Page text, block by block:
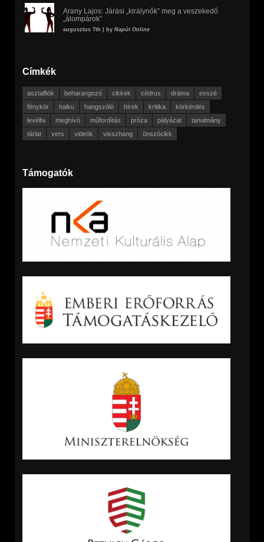
Arany Lajos: Járási „királynők” meg a veszekedő
„álompárok”
augusztus 7th | by Napút Online
Címkék
asztalfiók beharangozó cikkek cédrus dráma
esszé
fénykör
haiku hangszóló hírek kritika
körkérdés
levélfa
meghívó műfordítás próza pályázat
tanulmány
tárlat
vers videók visszhang önszócikk
Támogatók